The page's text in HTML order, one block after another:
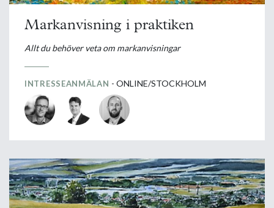
Markanvisning i praktiken
Allt du behöver veta om markanvisningar
INTRESSEANMÄLAN - ONLINE/STOCKHOLM